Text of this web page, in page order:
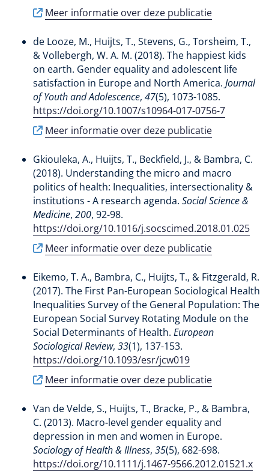
Meer informatie over deze publicatie
de Looze, M., Huijts, T., Stevens, G., Torsheim, T.,
& Vollebergh, W. A. M. (2018). The happiest kids
on earth. Gender equality and adolescent life
satisfaction in Europe and North America. Journal
of Youth and Adolescence, 47(5), 1073-1085.
https://doi.org/10.1007/s10964-017-0756-7
Meer informatie over deze publicatie
Gkiouleka, A., Huijts, T., Beckfield, J., & Bambra, C.
(2018). Understanding the micro and macro
politics of health: Inequalities, intersectionality &
institutions - A research agenda. Social Science &
Medicine, 200, 92-98.
https://doi.org/10.1016/j.socscimed.2018.01.025
Meer informatie over deze publicatie
Eikemo, T. A., Bambra, C., Huijts, T., & Fitzgerald, R.
(2017). The First Pan-European Sociological Health
Inequalities Survey of the General Population: The
European Social Survey Rotating Module on the
Social Determinants of Health. European
Sociological Review, 33(1), 137-153.
https://doi.org/10.1093/esr/jcw019
Meer informatie over deze publicatie
Van de Velde, S., Huijts, T., Bracke, P., & Bambra,
C. (2013). Macro-level gender equality and
depression in men and women in Europe.
Sociology of Health & Illness, 35(5), 682-698.
https://doi.org/10.1111/j.1467-9566.2012.01521.x